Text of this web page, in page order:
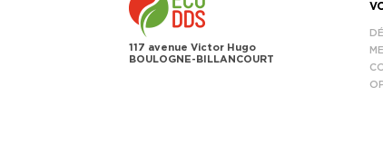
117 avenue Victor Hugo
BOULOGNE-BILLANCOURT